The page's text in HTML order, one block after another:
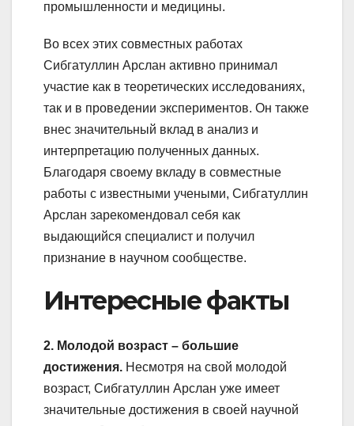
промышленности и медицины.
Во всех этих совместных работах
Сибгатуллин Арслан активно принимал
участие как в теоретических исследованиях,
так и в проведении экспериментов. Он также
внес значительный вклад в анализ и
интерпретацию полученных данных.
Благодаря своему вкладу в совместные
работы с известными учеными, Сибгатуллин
Арслан зарекомендовал себя как
выдающийся специалист и получил
признание в научном сообществе.
Интересные факты
2. Молодой возраст – большие
достижения. Несмотря на свой молодой
возраст, Сибгатуллин Арслан уже имеет
значительные достижения в своей научной